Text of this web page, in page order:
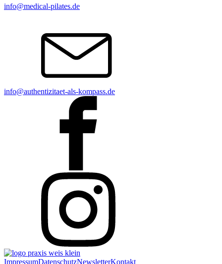
info@medical-pilates.de
info@authentizitaet-als-kompass.de
ImpressumDatenschutzNewsletterKontakt